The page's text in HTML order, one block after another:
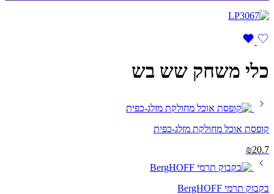
כלי משחק שש בש
קופסת אוכל מחולקת מזלג-כפית
₪20.7
בקבוק תרמי BergHOFF